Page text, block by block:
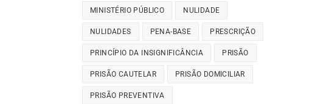
MINISTÉRIO PÚBLICO NULIDADE
NULIDADES PENA-BASE PRESCRIÇÃO
PRINCÍPIO DA INSIGNIFICÂNCIA PRISÃO
PRISÃO CAUTELAR PRISÃO DOMICILIAR
PRISÃO PREVENTIVA